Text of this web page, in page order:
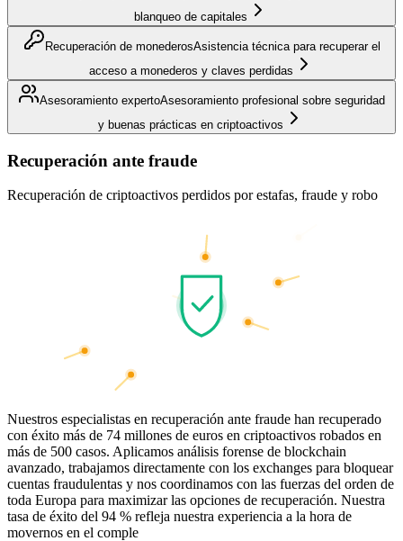
blanqueo de capitales
Recuperación de monederosAsistencia técnica para recuperar el
acceso a monederos y claves perdidas
Asesoramiento expertoAsesoramiento profesional sobre seguridad
y buenas prácticas en criptoactivos
Recuperación ante fraude
Recuperación de criptoactivos perdidos por estafas, fraude y robo
Nuestros especialistas en recuperación ante fraude han recuperado
con éxito más de 74 millones de euros en criptoactivos robados en
más de 500 casos. Aplicamos análisis forense de blockchain
avanzado, trabajamos directamente con los exchanges para bloquear
cuentas fraudulentas y nos coordinamos con las fuerzas del orden de
toda Europa para maximizar las opciones de recuperación. Nuestra
tasa de éxito del 94 % refleja nuestra experiencia a la hora de
movernos en el complejo terreno del fraude con criptoactivos.